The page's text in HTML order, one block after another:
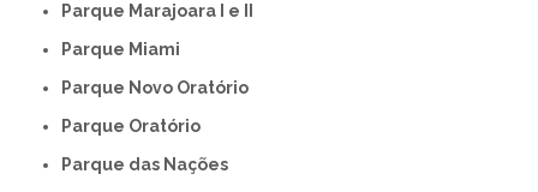
Parque Marajoara I e II
Parque Miami
Parque Novo Oratório
Parque Oratório
Parque das Nações